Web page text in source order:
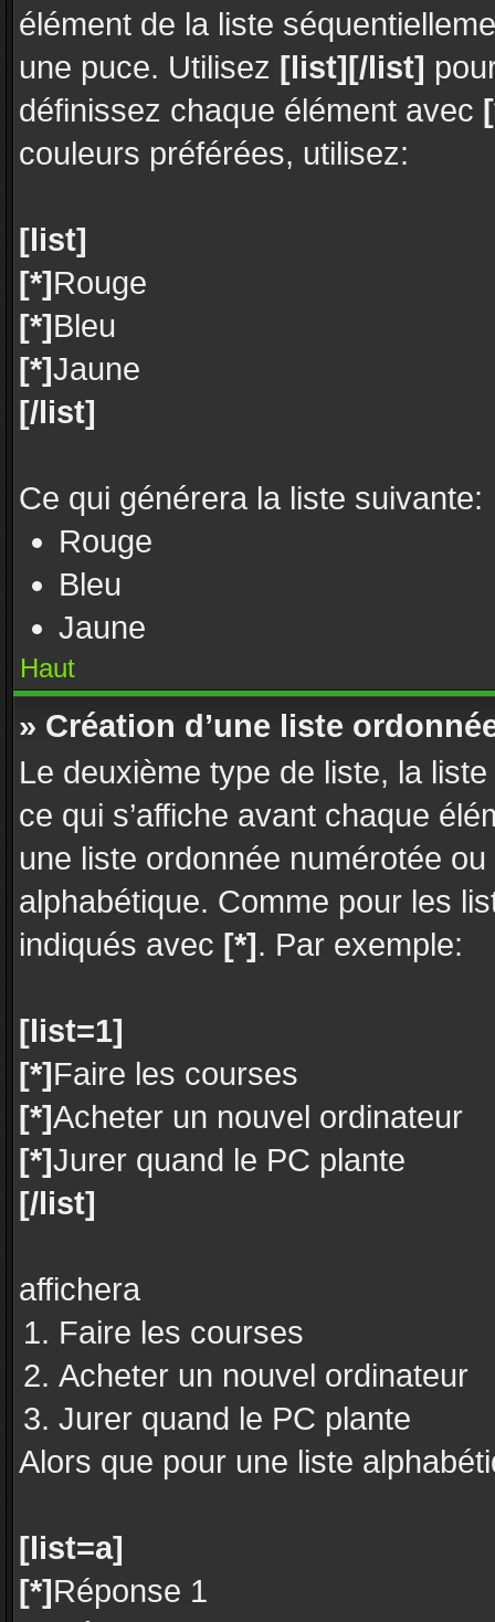
élément de la liste
une puce. Utilisez [list][/list]
définissez chaque élément avec
couleurs préférées, utilisez:
[list]
[*]Rouge
[*]Bleu
[*]Jaune
[/list]
Ce qui générera la liste suivante:
Rouge
Bleu
Jaune
Haut
» Création d’une liste
Le deuxième type de liste, la
ce qui s’affiche avant chaque
une liste ordonnée numérotée ou
alphabétique. Comme pour les
indiqués avec [*]. Par exemple:
[list=1]
[*]Faire les courses
[*]Acheter un nouvel ordinateur
[*]Jurer quand le PC plante
[/list]
affichera
Faire les courses
Acheter un nouvel ordinateur
Jurer quand le PC plante
Alors que pour une liste
[list=a]
[*]Réponse 1